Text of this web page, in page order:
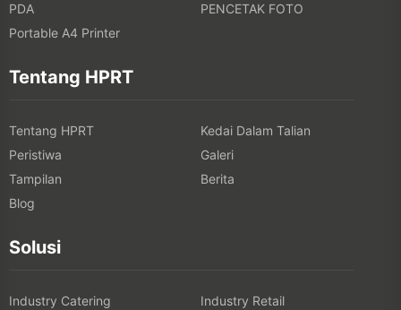
PDA
PENCETAK FOTO
Portable A4 Printer
Tentang HPRT
Tentang HPRT
Kedai Dalam Talian
Peristiwa
Galeri
Tampilan
Berita
Blog
Solusi
Industry Catering
Industry Retail